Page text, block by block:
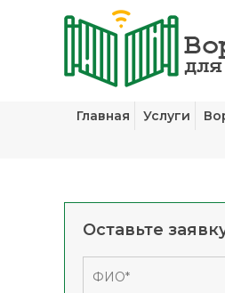
Главная Услуги
Оставьте